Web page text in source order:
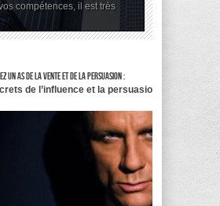
très souvent d’être confrontés
travail, à la maison, avec
un as de la vente et de la persuasion :
de l’influence et la persuasion